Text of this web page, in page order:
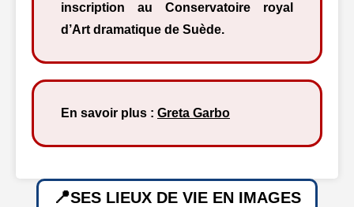
inscription au Conservatoire royal
d’Art dramatique de Suède.
En savoir plus : Greta Garbo
SES LIEUX DE VIE EN IMAGES